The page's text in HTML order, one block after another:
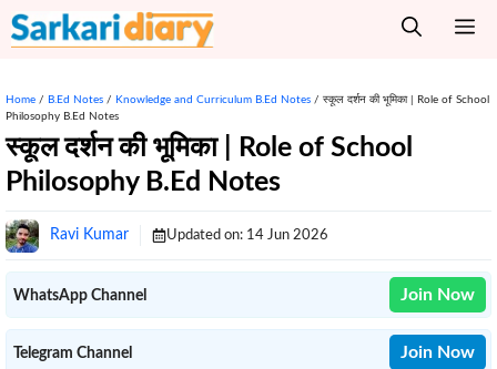
Skip
to
Home / B.Ed Notes / Knowledge and Curriculum B.Ed Notes / स्कूल दर्शन की भूमिका | Role of School
Philosophy B.Ed Notes
स्कूल दर्शन की भूमिका | Role of School
Philosophy B.Ed Notes
Ravi Kumar Updated on: 14 Jun 2026
WhatsApp Channel Join Now
Telegram Channel Join Now